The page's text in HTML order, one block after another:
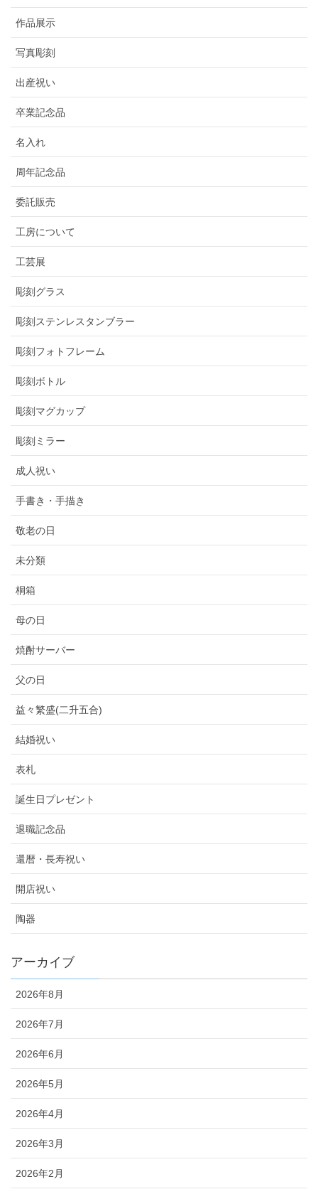
作品展示
写真彫刻
出産祝い
卒業記念品
名入れ
周年記念品
委託販売
工房について
工芸展
彫刻グラス
彫刻ステンレスタンブラー
彫刻フォトフレーム
彫刻ボトル
彫刻マグカップ
彫刻ミラー
成人祝い
手書き・手描き
敬老の日
未分類
桐箱
母の日
焼酎サーバー
父の日
益々繁盛(二升五合)
結婚祝い
表札
誕生日プレゼント
退職記念品
還暦・長寿祝い
開店祝い
陶器
アーカイブ
2026年8月
2026年7月
2026年6月
2026年5月
2026年4月
2026年3月
2026年2月